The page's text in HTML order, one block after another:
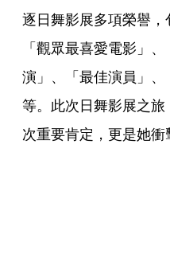
逐日舞影展多項榮譽
「觀眾最喜愛電影」
演」、「最佳演員」、
等。此次日舞影展之
次重要肯定，更是她衝